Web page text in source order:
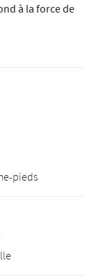
à la force de
pieds